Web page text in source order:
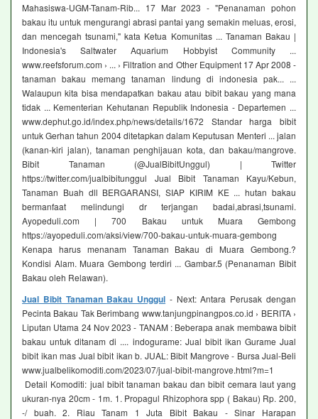
Mahasiswa-UGM-Tanam-Rib... 17 Mar 2023 - "Penanaman pohon
bakau itu untuk mengurangi abrasi pantai yang semakin meluas, erosi,
dan mencegah tsunami," kata Ketua Komunitas ... Tanaman Bakau |
Indonesia's Saltwater Aquarium Hobbyist Community ...
www.reefsforum.com › ... › Filtration and Other Equipment 17 Apr 2008 -
tanaman bakau memang tanaman lindung di indonesia pak... ...
Walaupun kita bisa mendapatkan bakau atau bibit bakau yang mana
tidak ... Kementerian Kehutanan Republik Indonesia - Departemen ...
www.dephut.go.id/index.php/news/details/1672 Standar harga bibit
untuk Gerhan tahun 2004 ditetapkan dalam Keputusan Menteri ... jalan
(kanan-kiri jalan), tanaman penghijauan kota, dan bakau/mangrove.
Bibit Tanaman (@JualBibitUnggul) | Twitter
https://twitter.com/jualbibitunggul Jual Bibit Tanaman Kayu/Kebun,
Tanaman Buah dll BERGARANSI, SIAP KIRIM KE ... hutan bakau
bermanfaat melindungi dr terjangan badai,abrasi,tsunami.
Ayopeduli.com | 700 Bakau untuk Muara Gembong
https://ayopeduli.com/aksi/view/700-bakau-untuk-muara-gembong
Kenapa harus menanam Tanaman Bakau di Muara Gembong.?
Kondisi Alam. Muara Gembong terdiri ... Gambar.5 (Penanaman Bibit
Bakau oleh Relawan).
Jual Bibit Tanaman Bakau Unggul - Next: Antara Perusak dengan
Pecinta Bakau Tak Berimbang www.tanjungpinangpos.co.id › BERITA ›
Liputan Utama 24 Nov 2023 - TANAM : Beberapa anak membawa bibit
bakau untuk ditanam di .... indogurame: Jual bibit ikan Gurame Jual
bibit ikan mas Jual bibit ikan b. JUAL: Bibit Mangrove - Bursa Jual-Beli
www.jualbelikomoditi.com/2023/07/jual-bibit-mangrove.html?m=1
Detail Komoditi: jual bibit tanaman bakau dan bibit cemara laut yang
ukuran-nya 20cm - 1m. 1. Propagul Rhizophora spp ( Bakau) Rp. 200,
-/ buah. 2. Riau Tanam 1 Juta Bibit Bakau - Sinar Harapan